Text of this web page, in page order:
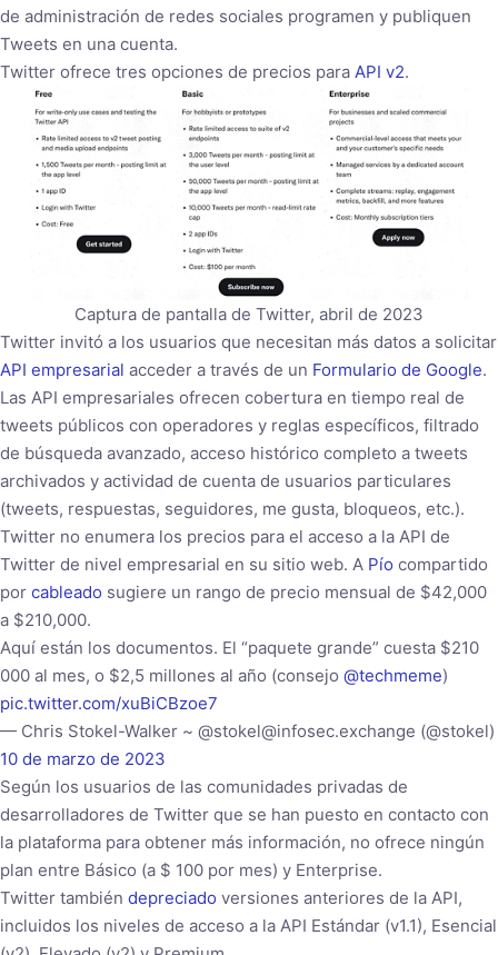
de administración de redes sociales programen y publiquen
Tweets en una cuenta.
Twitter ofrece tres opciones de precios para API v2.
Captura de pantalla de Twitter, abril de 2023
Twitter invitó a los usuarios que necesitan más datos a solicitar
API empresarial acceder a través de un Formulario de Google.
Las API empresariales ofrecen cobertura en tiempo real de
tweets públicos con operadores y reglas específicos, filtrado
de búsqueda avanzado, acceso histórico completo a tweets
archivados y actividad de cuenta de usuarios particulares
(tweets, respuestas, seguidores, me gusta, bloqueos, etc.).
Twitter no enumera los precios para el acceso a la API de
Twitter de nivel empresarial en su sitio web. A Pío compartido
por cableado sugiere un rango de precio mensual de $42,000
a $210,000.
Aquí están los documentos. El “paquete grande” cuesta $210
000 al mes, o $2,5 millones al año (consejo @techmeme)
pic.twitter.com/xuBiCBzoe7
— Chris Stokel-Walker ~ @stokel@infosec.exchange (@stokel)
10 de marzo de 2023
Según los usuarios de las comunidades privadas de
desarrolladores de Twitter que se han puesto en contacto con
la plataforma para obtener más información, no ofrece ningún
plan entre Básico (a $ 100 por mes) y Enterprise.
Twitter también depreciado versiones anteriores de la API,
incluidos los niveles de acceso a la API Estándar (v1.1), Esencial